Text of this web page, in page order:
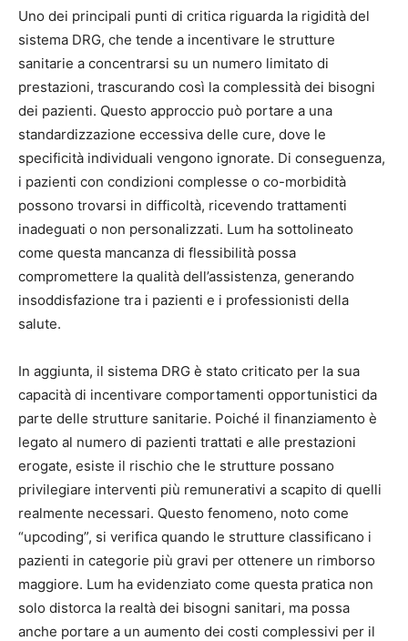
Uno dei principali punti di critica riguarda la rigidità del
sistema DRG, che tende a incentivare le strutture
sanitarie a concentrarsi su un numero limitato di
prestazioni, trascurando così la complessità dei bisogni
dei pazienti. Questo approccio può portare a una
standardizzazione eccessiva delle cure, dove le
specificità individuali vengono ignorate. Di conseguenza,
i pazienti con condizioni complesse o co-morbidità
possono trovarsi in difficoltà, ricevendo trattamenti
inadeguati o non personalizzati. Lum ha sottolineato
come questa mancanza di flessibilità possa
compromettere la qualità dell’assistenza, generando
insoddisfazione tra i pazienti e i professionisti della
salute.
In aggiunta, il sistema DRG è stato criticato per la sua
capacità di incentivare comportamenti opportunistici da
parte delle strutture sanitarie. Poiché il finanziamento è
legato al numero di pazienti trattati e alle prestazioni
erogate, esiste il rischio che le strutture possano
privilegiare interventi più remunerativi a scapito di quelli
realmente necessari. Questo fenomeno, noto come
“upcoding”, si verifica quando le strutture classificano i
pazienti in categorie più gravi per ottenere un rimborso
maggiore. Lum ha evidenziato come questa pratica non
solo distorca la realtà dei bisogni sanitari, ma possa
anche portare a un aumento dei costi complessivi per il